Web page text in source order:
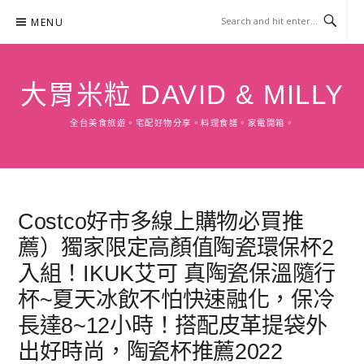
content
MENU
大胃米粒 DAVID & MILLY
全台美食旅遊。宅配好物分享。料理食譜。家電開箱。
Costco好市多線上購物必買推
薦）獨家限定高顏值陶瓷環保杯2
入組！IKUK艾可 真陶瓷保溫隨行
杯~夏天冰飲不怕快速融化，保冷
長達8~12小時！搭配皮革提袋外
出好時尚，陶瓷杯推薦2022